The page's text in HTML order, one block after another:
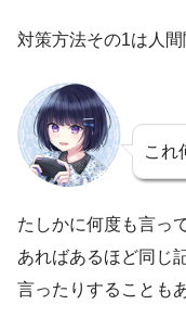
対策方法その1は人
これ
たしかに何度も言っ
あればあるほど同じ
言ったりすることも